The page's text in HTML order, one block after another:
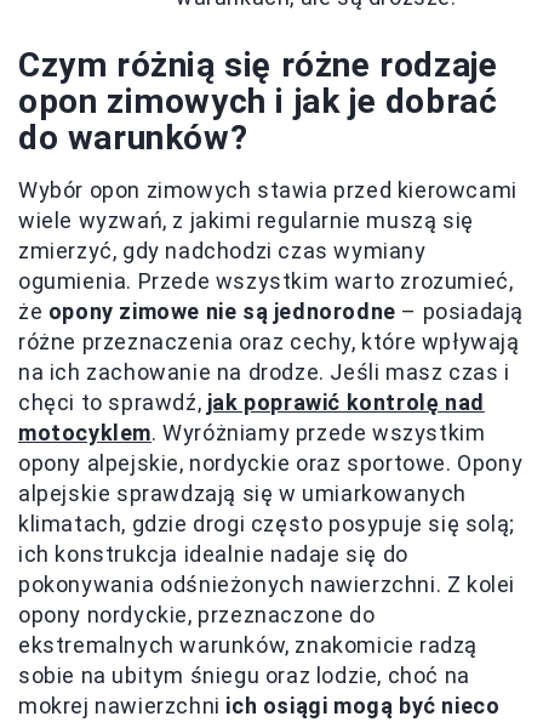
Czym różnią się różne rodzaje
opon zimowych i jak je dobrać
do warunków?
Wybór opon zimowych stawia przed kierowcami
wiele wyzwań, z jakimi regularnie muszą się
zmierzyć, gdy nadchodzi czas wymiany
ogumienia. Przede wszystkim warto zrozumieć,
że opony zimowe nie są jednorodne – posiadają
różne przeznaczenia oraz cechy, które wpływają
na ich zachowanie na drodze. Jeśli masz czas i
chęci to sprawdź, jak poprawić kontrolę nad
motocyklem. Wyróżniamy przede wszystkim
opony alpejskie, nordyckie oraz sportowe. Opony
alpejskie sprawdzają się w umiarkowanych
klimatach, gdzie drogi często posypuje się solą;
ich konstrukcja idealnie nadaje się do
pokonywania odśnieżonych nawierzchni. Z kolei
opony nordyckie, przeznaczone do
ekstremalnych warunków, znakomicie radzą
sobie na ubitym śniegu oraz lodzie, choć na
mokrej nawierzchni ich osiągi mogą być nieco